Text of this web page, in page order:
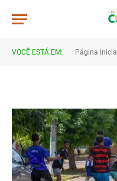
VOCÊ ESTÁ EM: Página Inicial
DSC_5047